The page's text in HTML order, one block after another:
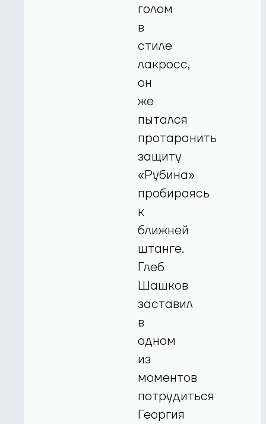
голом
в
стиле
лакросс,
он
же
пытался
протаранить
защиту
«Рубина»
пробираясь
к
ближней
штанге.
Глеб
Шашков
заставил
в
одном
из
моментов
потрудиться
Георгия